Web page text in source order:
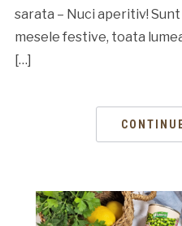
sarata – Nuci aperitiv!
mesele festive, toata
[…]